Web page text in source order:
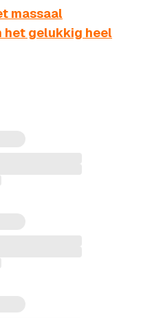
massaal
het gelukkig heel